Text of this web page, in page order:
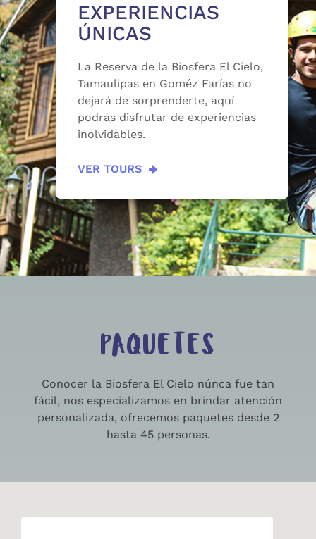
EXPERIENCIAS
ÚNICAS
La Reserva de la Biosfera El Cielo,
Tamaulipas en Goméz Farías no
dejará de sorprenderte, aquí
podrás disfrutar de experiencias
inolvidables.
VER TOURS
PAQUETES
Conocer la Biosfera El Cielo núnca fue tan
fácil, nos especializamos en brindar atención
personalizada, ofrecemos paquetes desde 2
hasta 45 personas.